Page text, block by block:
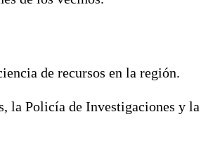
de recursos en la región.
la Policía de Investigaciones y